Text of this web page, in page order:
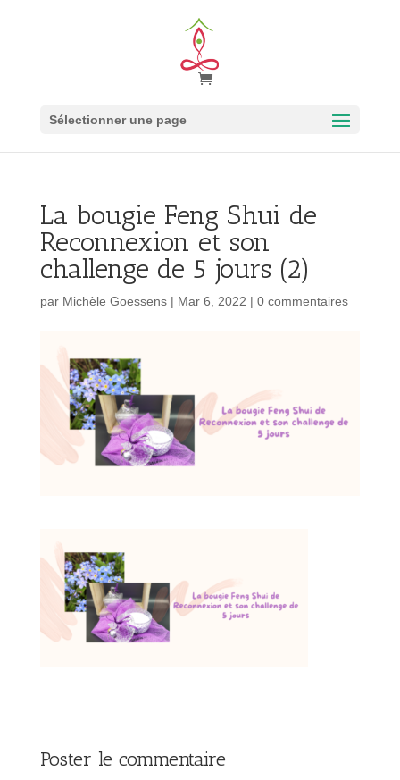
Sélectionner une page
La bougie Feng Shui de
Reconnexion et son
challenge de 5 jours (2)
par Michèle Goessens| Mar 6, 2022 | 0 commentaires
Poster le commentaire